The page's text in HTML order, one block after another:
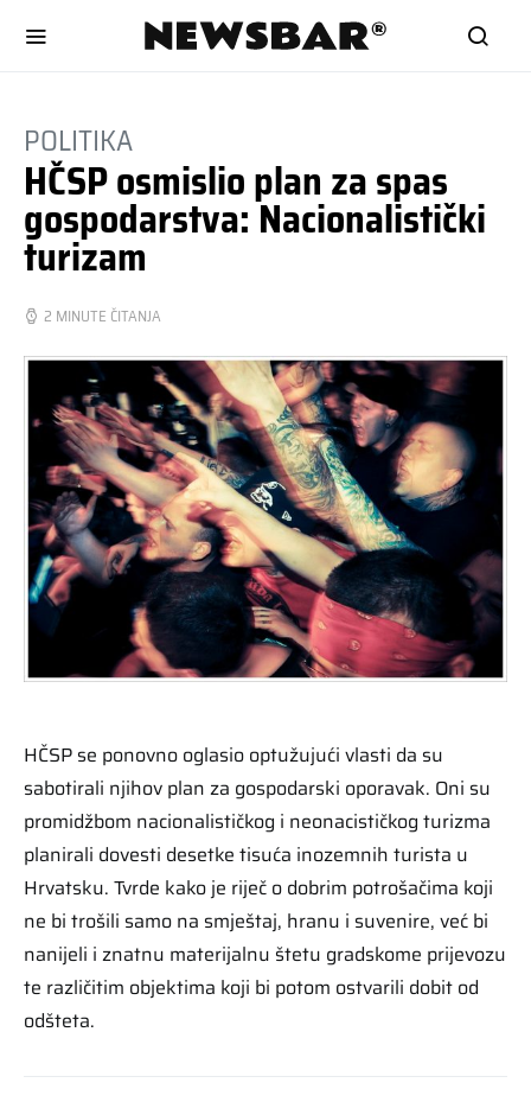
POLITIKA
HČSP osmislio plan za spas
gospodarstva: Nacionalistički
turizam
2 MINUTE ČITANJA
HČSP se ponovno oglasio optužujući vlasti da su
sabotirali njihov plan za gospodarski oporavak. Oni su
promidžbom nacionalističkog i neonacističkog turizma
planirali dovesti desetke tisuća inozemnih turista u
Hrvatsku. Tvrde kako je riječ o dobrim potrošačima koji
ne bi trošili samo na smještaj, hranu i suvenire, već bi
nanijeli i znatnu materijalnu štetu gradskome prijevozu
te različitim objektima koji bi potom ostvarili dobit od
odšteta.